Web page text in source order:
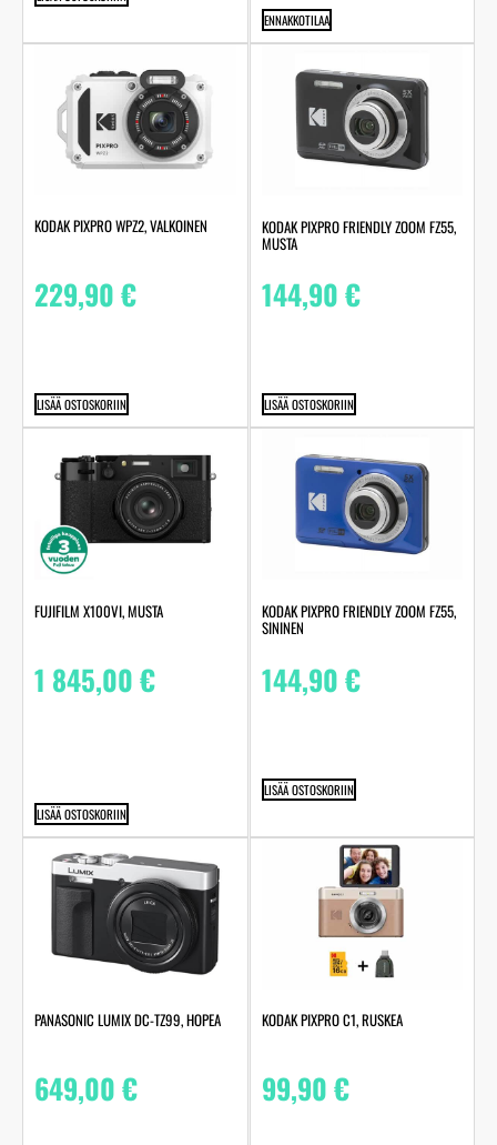
ENNAKKOTILAA
KODAK PIXPRO WPZ2, VALKOINEN
229,90€
LISÄÄ OSTOSKORIIN
KODAK PIXPRO FRIENDLY ZOOM FZ55,
MUSTA
144,90€
LISÄÄ OSTOSKORIIN
FUJIFILM X100VI, MUSTA
1 845,00€
LISÄÄ OSTOSKORIIN
KODAK PIXPRO FRIENDLY ZOOM FZ55,
SININEN
144,90€
LISÄÄ OSTOSKORIIN
PANASONIC LUMIX DC-TZ99, HOPEA
649,00€
KODAK PIXPRO C1, RUSKEA
99,90€